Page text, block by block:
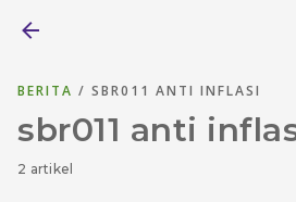
BERITA / SBR011 ANTI INFLASI
sbr011 anti
2 artikel